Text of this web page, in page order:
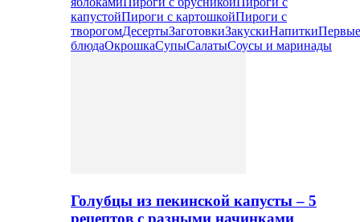
капустойПироги с картошкойПироги с
творогомДесертыЗаготовкиЗакускиНапиткиПервые
блюдаОкрошкаСупыСалатыСоусы и маринады
Голубцы из пекинской капусты – 5
рецептов с разными начинками